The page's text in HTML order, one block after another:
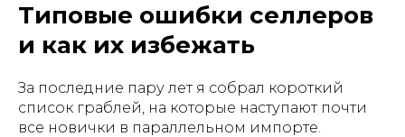
Типовые ошибки селлеров
и как их избежать
За последние пару лет я собрал короткий
список граблей, на которые наступают почти
все новички в параллельном импорте.